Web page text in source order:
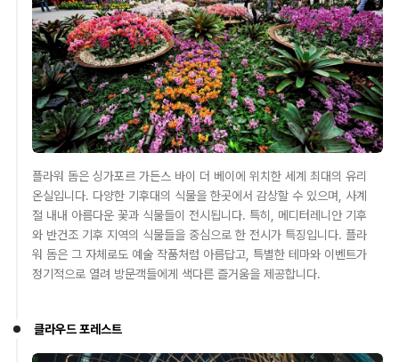
플라워 돔은 싱가포르 가든스 바이 더 베이에 위치한 세계 최대의 유리
온실입니다. 다양한 기후대의 식물을 한곳에서 감상할 수 있으며, 사계
절 내내 아름다운 꽃과 식물들이 전시됩니다. 특히, 메디터레니안 기후
와 반건조 기후 지역의 식물들을 중심으로 한 전시가 특징입니다. 플라
워 돔은 그 자체로도 예술 작품처럼 아름답고, 특별한 테마와 이벤트가
정기적으로 열려 방문객들에게 색다른 즐거움을 제공합니다.
클라우드 포레스트